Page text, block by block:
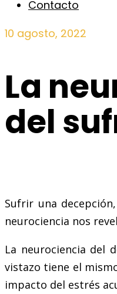
Contacto
10 agosto, 2022
La
del
Sufrir una
neurociencia nos
La neurociencia del
vistazo tiene el
impacto del estrés